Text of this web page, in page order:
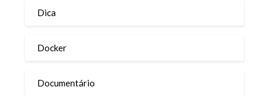
Dica
Docker
Documentário